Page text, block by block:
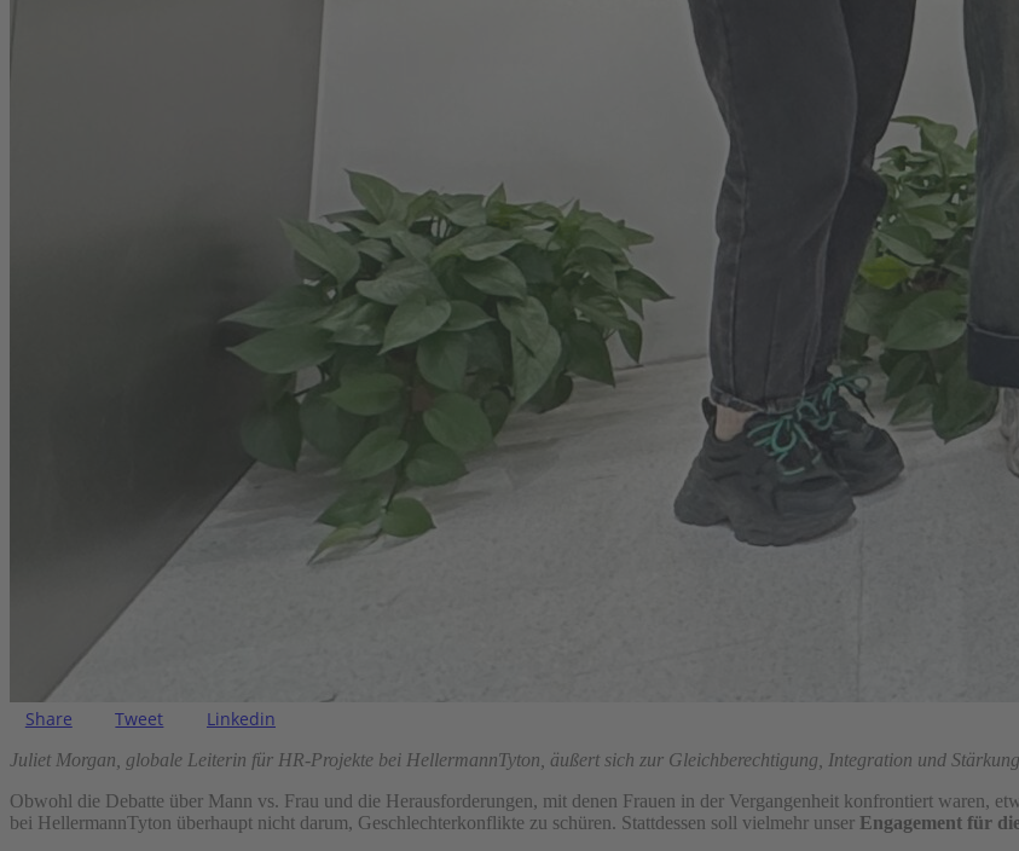
Share Tweet Linkedin
Juliet Morgan, globale Leiterin für HR-Projekte bei HellermannTyton, äußert sich zur Gleichberechtigung, Integration und
Obwohl die Debatte über Mann vs. Frau und die Herausforderungen, mit denen Frauen in der Vergangenheit konfrontiert waren,
bei HellermannTyton überhaupt nicht darum, Geschlechterkonflikte zu schüren. Stattdessen soll vielmehr unser Engagement für